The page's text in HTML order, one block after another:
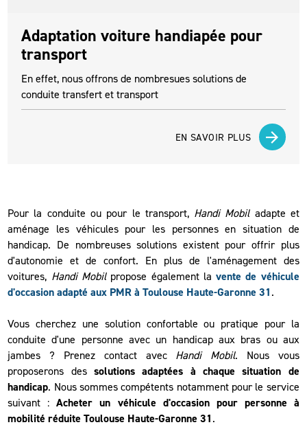
Adaptation voiture handiapée pour
transport
En effet, nous offrons de nombresues solutions de
conduite transfert et transport
EN SAVOIR PLUS
Pour la conduite ou pour le transport, Handi Mobiladapte et
aménage les véhicules pour les personnes en situation de
handicap. De nombreuses solutions existent pour offrir plus
d'autonomie et de confort. En plus de l'aménagement des
voitures, Handi Mobilpropose également lavente de véhicule
d'occasion adapté aux PMR à Toulouse Haute-Garonne 31.
Vous cherchez une solution confortable ou pratique pour la
conduite d'une personne avec un handicap aux bras ou aux
jambes ? Prenez contact avec Handi Mobil. Nous vous
proposerons des solutions adaptées à chaque situation de
handicap. Nous sommes compétents notamment pour le service
suivant :Acheter un véhicule d'occasion pour personne à
mobilité réduite Toulouse Haute-Garonne 31.